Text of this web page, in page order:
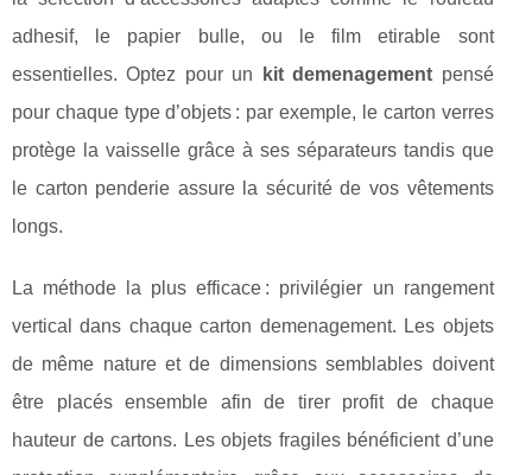
adhesif, le papier bulle, ou le film etirable sont
essentielles. Optez pour un
kit demenagement pensé
pour chaque type d’objets : par exemple, le carton verres
protège la vaisselle grâce à ses séparateurs tandis que
le carton penderie assure la sécurité de vos vêtements
longs.
La méthode la plus efficace : privilégier un rangement
vertical dans chaque carton demenagement. Les objets
de même nature et de dimensions semblables doivent
être placés ensemble afin de tirer profit de chaque
hauteur de cartons. Les objets fragiles bénéficient d’une